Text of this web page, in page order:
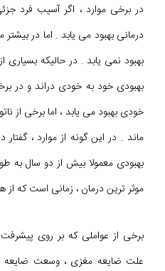
در برخی موارد ، اگر آسیب فرد
درمانی بهبود می یابد . اما در
بهبود نمی یابد . در حالیکه بسیاری
بهبودی خود به خودی دراند و در
خودی بهبود می یابد ، اما برخی از
ماند . در این گونه از موارد ،
بهبودی معمولا بیش از دو سال به
موثر ترین درمان ، زمانی است که از
برخی از عواملی که بر روی پیشرفت
علت ضایعه مغزی ، وسعت